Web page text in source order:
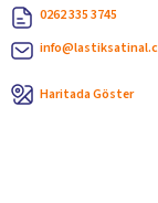
0262 335 3745
Haritada Göster